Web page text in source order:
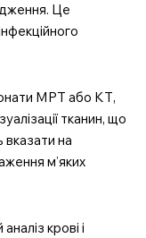
Це
МРТ або КТ,
тканин, що
вказати на
м’яких
крові і